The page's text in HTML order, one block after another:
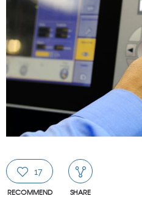
17
RECOMMEND SHARE